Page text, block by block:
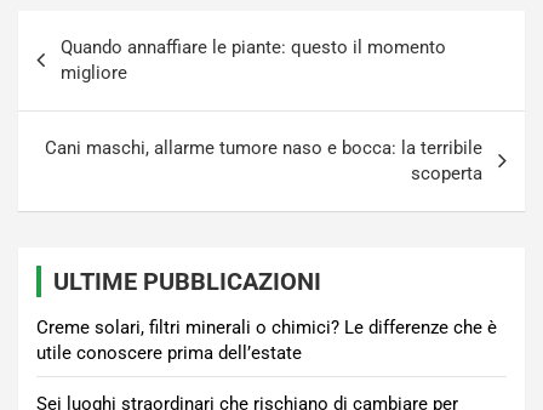
articoli
Quando annaffiare le piante: questo il momento
migliore
Cani maschi, allarme tumore naso e bocca: la terribile
scoperta
ULTIME PUBBLICAZIONI
Creme solari, filtri minerali o chimici? Le differenze che è
utile conoscere prima dell’estate
Sei luoghi straordinari che rischiano di cambiare per